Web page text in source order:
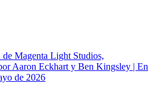
Magenta Light Studios,
Aaron Eckhart y Ben Kingsley | En
de 2026